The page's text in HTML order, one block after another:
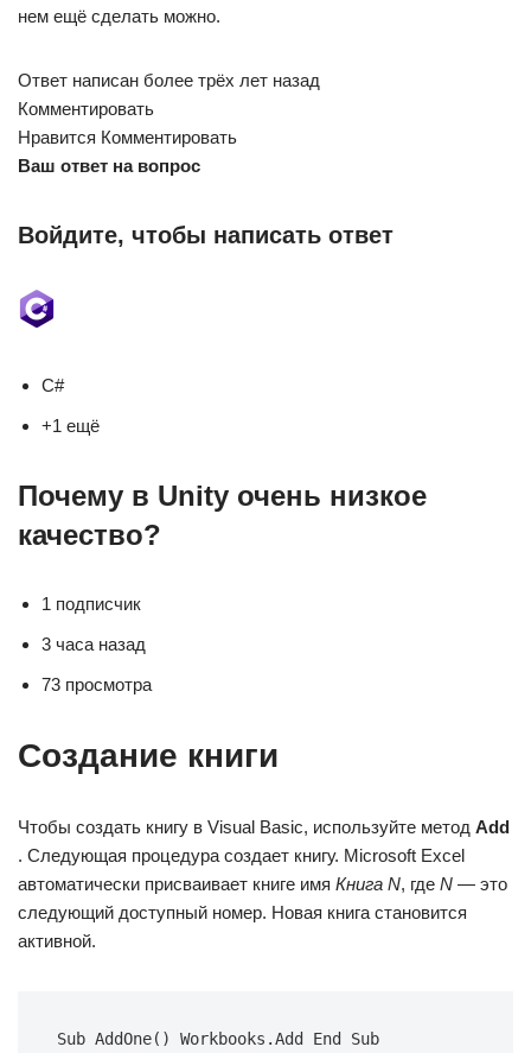
нем ещё сделать можно.
Ответ написан более трёх лет назад
Комментировать
Нравится Комментировать
Ваш ответ на вопрос
Войдите, чтобы написать ответ
C#
+1 ещё
Почему в Unity очень низкое
качество?
1 подписчик
3 часа назад
73 просмотра
Создание книги
Чтобы создать книгу в Visual Basic, используйте метод Add
. Следующая процедура создает книгу. Microsoft Excel
автоматически присваивает книге имя Книга N, где N — это
следующий доступный номер. Новая книга становится
активной.
Sub AddOne() Workbooks.Add End Sub